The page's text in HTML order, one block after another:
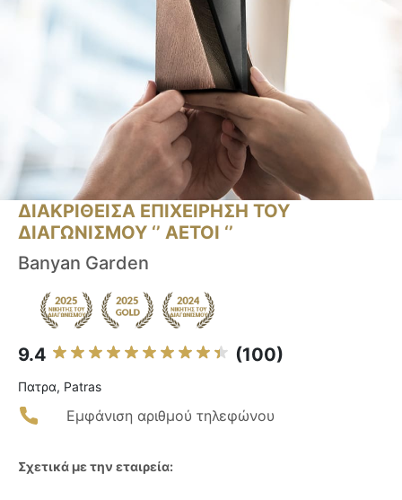
ΔΙΑΚΡΙΘΕΙΣΑ ΕΠΙΧΕΙΡΗΣΗ ΤΟΥ
ΔΙΑΓΩΝΙΣΜΟΥ ‘’ ΑΕΤΟΙ ‘’
Banyan Garden
9.4 (100)
Πατρα, Patras
Εμφάνιση αριθμού τηλεφώνου
Σχετικά με την εταιρεία: